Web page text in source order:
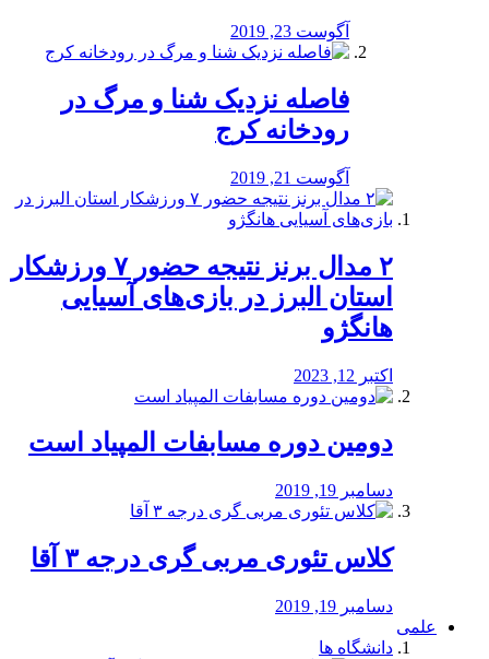
آگوست 23, 2019
️فاصله نزدیک شنا و مرگ در
رودخانه کرج
آگوست 21, 2019
۲ مدال برنز نتیجه حضور ۷ ورزشکار
استان البرز در بازی‌های آسیایی
هانگژو
اکتبر 12, 2023
دومین دوره مسابفات المپیاد است
دسامبر 19, 2019
کلاس تئوری مربی گری درجه ۳ آقا
دسامبر 19, 2019
علمی
دانشگاه ها